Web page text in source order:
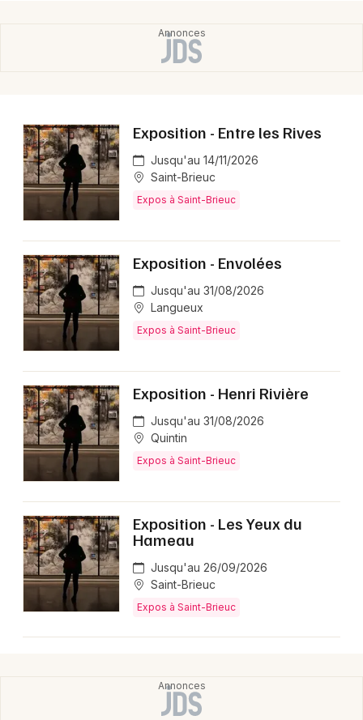
Exposition - Entre les Rives
Jusqu'au 14/11/2026
Saint-Brieuc
Expos à Saint-Brieuc
Exposition - Envolées
Jusqu'au 31/08/2026
Langueux
Expos à Saint-Brieuc
Exposition - Henri Rivière
Jusqu'au 31/08/2026
Quintin
Expos à Saint-Brieuc
Exposition - Les Yeux du
Hameau
Jusqu'au 26/09/2026
Saint-Brieuc
Expos à Saint-Brieuc